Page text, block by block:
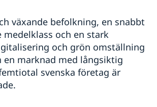
växande befolkning, en snabbt
medelklass och en stark
och grön omställning
en marknad med långsiktig
svenska företag är